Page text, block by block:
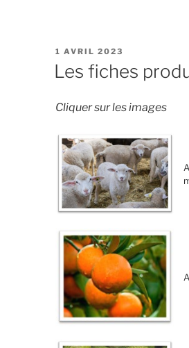
PUBLIÉ
LE
1 AVRIL 2023
Les fiches
Cliquer sur les images